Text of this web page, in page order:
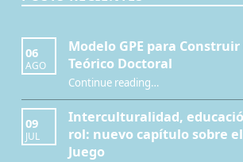
06
AGO
Modelo GPE para
Teórico Doctoral
Continue reading“Modelo GPE para Construir un Marco Teórico Doctoral”
…
09
JUL
Interculturalidad,
rol: nuevo capítulo sobre
Juego